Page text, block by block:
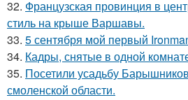
32. Французская провинция в
стиль на крыше Варшавы.
33. 5 сентября мой первый
34. Кадры, снятые в одной
35. Посетили усадьбу
смоленской области.